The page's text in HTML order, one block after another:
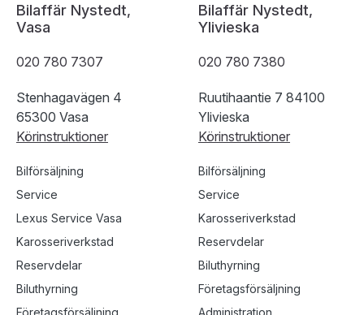
Bilaffär Nystedt,
Vasa
020 780 7307
Stenhagavägen 4
65300 Vasa
Körinstruktioner
Bilförsäljning
Service
Lexus Service Vasa
Karosseriverkstad
Reservdelar
Biluthyrning
Företagsförsäljning
Bilaffär Nystedt,
Ylivieska
020 780 7380
Ruutihaantie 7 84100
Ylivieska
Körinstruktioner
Bilförsäljning
Service
Karosseriverkstad
Reservdelar
Biluthyrning
Företagsförsäljning
Administration